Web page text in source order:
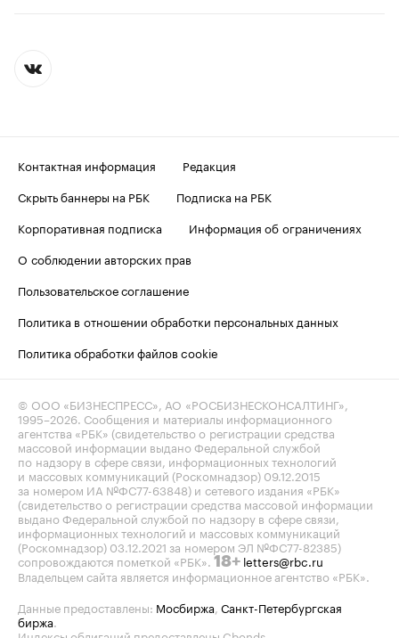
Контактная информация
Редакция
Скрыть баннеры на РБК
Подписка на РБК
Корпоративная подписка
Информация об ограничениях
О соблюдении авторских прав
Пользовательское соглашение
Политика в отношении обработки персональных данных
Политика обработки файлов cookie
© ООО «БИЗНЕСПРЕСС», АО «РОСБИЗНЕСКОНСАЛТИНГ»,
1995–2026 . Сообщения и материалы информационного
агентства «РБК» (свидетельство о регистрации средства
массовой информации выдано Федеральной службой
по надзору в сфере связи, информационных технологий
и массовых коммуникаций (Роскомнадзор) 09.12.2015
за номером ИА №ФС77-63848) и сетевого издания «РБК»
(свидетельство о регистрации средства массовой информации
выдано Федеральной службой по надзору в сфере связи,
информационных технологий и массовых коммуникаций
(Роскомнадзор) 03.12.2021 за номером ЭЛ №ФС77-82385)
сопровождаются пометкой «РБК». 18+ letters@rbc.ru
Владельцем сайта является информационное агентство «РБК».
Данные предоставлены: Мосбиржа Санкт-Петербургская
биржа